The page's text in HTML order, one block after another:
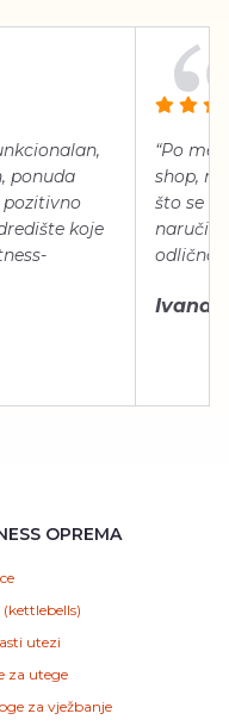
ponuda
pozitivno
koje
“Po
shop,
što se
naručiti,
odlično
Ivana
OPREMA
(kettlebells)
utezi
za utege
za vježbanje